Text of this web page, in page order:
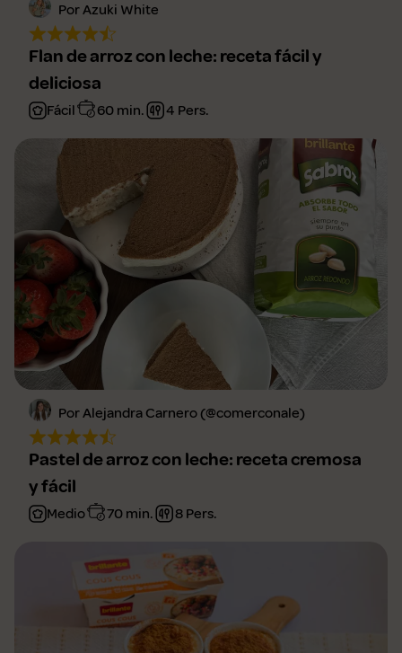
Por Azuki White
Flan de arroz con leche: receta fácil y
deliciosa
Fácil 60 min. 4 Pers.
Por Alejandra Carnero (@comerconale)
Pastel de arroz con leche: receta cremosa
y fácil
Medio 70 min. 8 Pers.